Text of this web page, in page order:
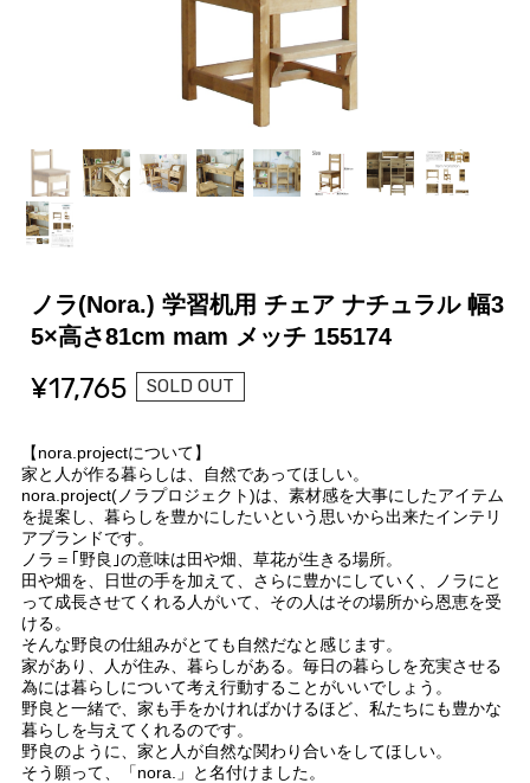
ノラ(Nora.) 学習机用 チェア ナチュラル 幅3
5×高さ81cm mam メッチ 155174
¥17,765 SOLD OUT
【nora.projectについて】
家と人が作る暮らしは、自然であってほしい。
nora.project(ノラプロジェクト)は、素材感を大事にしたアイテム
を提案し、暮らしを豊かにしたいという思いから出来たインテリ
アブランドです。
ノラ＝｢野良｣の意味は田や畑、草花が生きる場所。
田や畑を、日世の手を加えて、さらに豊かにしていく、ノラにと
って成長させてくれる人がいて、その人はその場所から恩恵を受
ける。
そんな野良の仕組みがとても自然だなと感じます。
家があり、人が住み、暮らしがある。毎日の暮らしを充実させる
為には暮らしについて考え行動することがいいでしょう。
野良と一緒で、家も手をかければかけるほど、私たちにも豊かな
暮らしを与えてくれるのです。
野良のように、家と人が自然な関わり合いをしてほしい。
そう願って、「nora.」と名付けました。